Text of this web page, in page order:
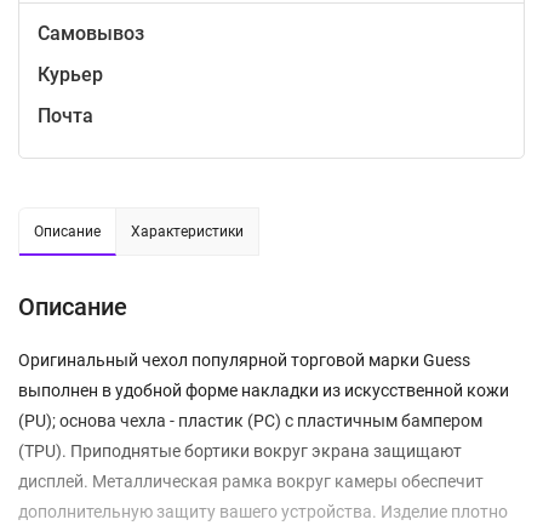
Самовывоз
Курьер
Почта
Описание Характеристики
Описание
Оригинальный чехол популярной торговой марки Guess
выполнен в удобной форме накладки из искусственной кожи
(PU); основа чехла - пластик (PC) с пластичным бампером
(TPU). Приподнятые бортики вокруг экрана защищают
дисплей. Металлическая рамка вокруг камеры обеспечит
дополнительную защиту вашего устройства. Изделие плотно